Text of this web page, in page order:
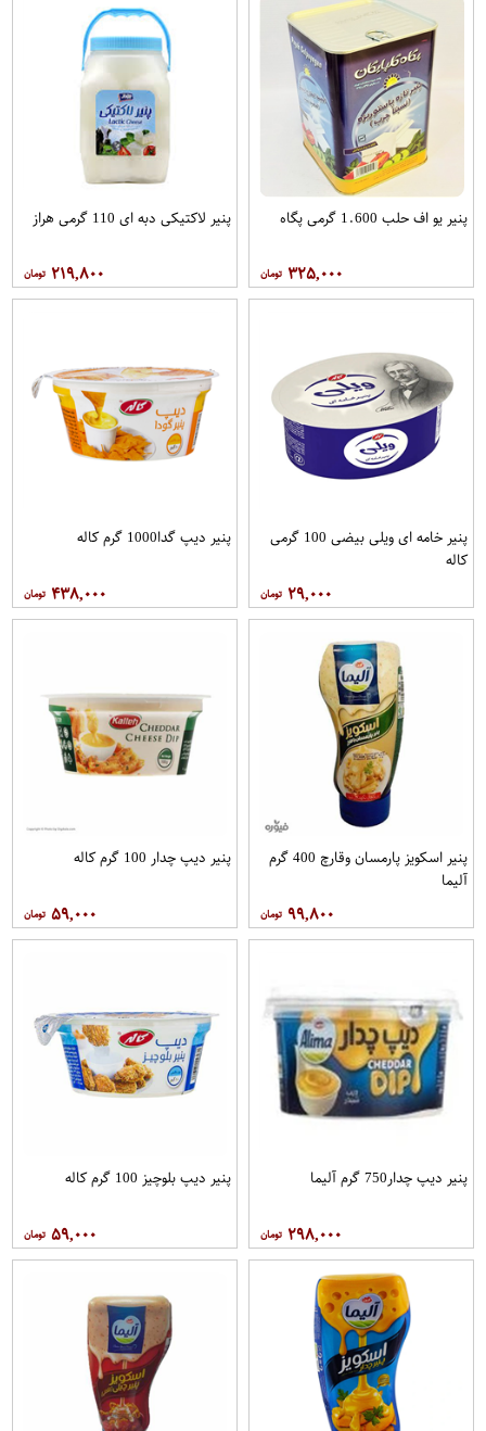
پنیر یو اف حلب 1.600 گرمی پگاه
۳۲۵,۰۰۰
پنیر لاکتیکی دبه ای 110 گرمی هراز
۲۱۹,۸۰۰
پنیر خامه ای ویلی بیضی 100 گرمی
کاله
۲۹,۰۰۰
پنیر دیپ گدا1000 گرم کاله
۴۳۸,۰۰۰
پنیر اسکویز پارمسان وقارچ 400 گرم
آلیما
۹۹,۸۰۰
پنیر دیپ چدار 100 گرم کاله
۵۹,۰۰۰
پنیر دیپ چدار750 گرم آلیما
۲۹۸,۰۰۰
پنیر دیپ بلوچیز 100 گرم کاله
۵۹,۰۰۰